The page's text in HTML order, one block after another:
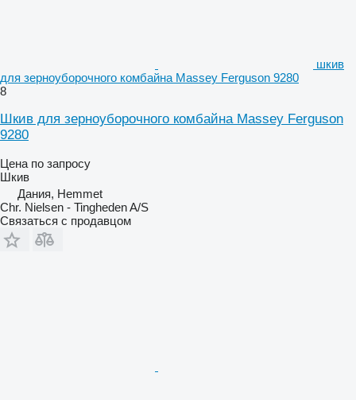
шкив
для зерноуборочного комбайна Massey Ferguson 9280
8
Шкив для зерноуборочного комбайна Massey Ferguson
9280
Цена по запросу
Шкив
Дания, Hemmet
Chr. Nielsen - Tingheden A/S
Связаться с продавцом